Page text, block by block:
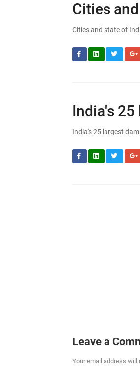
Cities
Cities and state of
India's
India's 25 largest
Leave a
Your email address will